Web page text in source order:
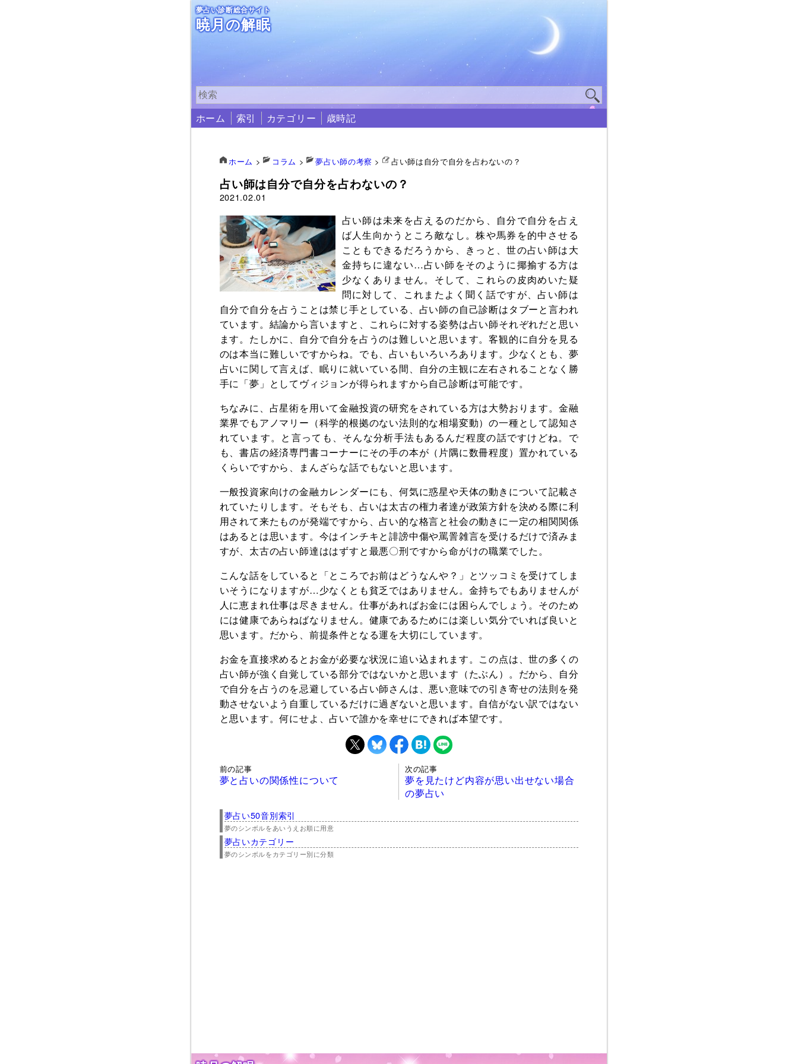
夢占い診断総合サイト
暁月の解眠
ホーム 索引 カテゴリー 歳時記
ホーム > コラム > 夢占い師の考察 > 占い師は自分で自分を占わないの？
占い師は自分で自分を占わないの？
2021.02.01
占い師は未来を占えるのだから、自分で自分を占え
ば人生向かうところ敵なし。株や馬券を的中させる
こともできるだろうから、きっと、世の占い師は大
金持ちに違ない…占い師をそのように揶揄する方は
少なくありません。そして、これらの皮肉めいた疑
問に対して、これまたよく聞く話ですが、占い師は
自分で自分を占うことは禁じ手としている、占い師の自己診断はタブーと言われ
ています。結論から言いますと、これらに対する姿勢は占い師それぞれだと思い
ます。たしかに、自分で自分を占うのは難しいと思います。客観的に自分を見る
のは本当に難しいですからね。でも、占いもいろいろあります。少なくとも、夢
占いに関して言えば、眠りに就いている間、自分の主観に左右されることなく勝
手に「夢」としてヴィジョンが得られますから自己診断は可能です。
ちなみに、占星術を用いて金融投資の研究をされている方は大勢おります。金融
業界でもアノマリー（科学的根拠のない法則的な相場変動）の一種として認知さ
れています。と言っても、そんな分析手法もあるんだ程度の話ですけどね。で
も、書店の経済専門書コーナーにその手の本が（片隅に数冊程度）置かれている
くらいですから、まんざらな話でもないと思います。
一般投資家向けの金融カレンダーにも、何気に惑星や天体の動きについて記載さ
れていたりします。そもそも、占いは太古の権力者達が政策方針を決める際に利
用されて来たものが発端ですから、占い的な格言と社会の動きに一定の相関関係
はあるとは思います。今はインチキと誹謗中傷や罵詈雑言を受けるだけで済みま
すが、太古の占い師達ははずすと最悪〇刑ですから命がけの職業でした。
こんな話をしていると「ところでお前はどうなんや？」とツッコミを受けてしま
いそうになりますが…少なくとも貧乏ではありません。金持ちでもありませんが
人に恵まれ仕事は尽きません。仕事があればお金には困らんでしょう。そのため
には健康であらねばなりません。健康であるためには楽しい気分でいれば良いと
思います。だから、前提条件となる運を大切にしています。
お金を直接求めるとお金が必要な状況に追い込まれます。この点は、世の多くの
占い師が強く自覚している部分ではないかと思います（たぶん）。だから、自分
で自分を占うのを忌避している占い師さんは、悪い意味での引き寄せの法則を発
動させないよう自重しているだけに過ぎないと思います。自信がない訳ではない
と思います。何にせよ、占いで誰かを幸せにできれば本望です。
前の記事
夢と占いの関係性について
次の記事
夢を見たけど内容が思い出せない場合
の夢占い
夢占い50音別索引
夢のシンボルをあいうえお順に用意
夢占いカテゴリー
夢のシンボルをカテゴリー別に分類